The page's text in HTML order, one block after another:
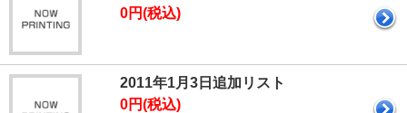
0円(税込)
2011年1月3日追加リスト
0円(税込)